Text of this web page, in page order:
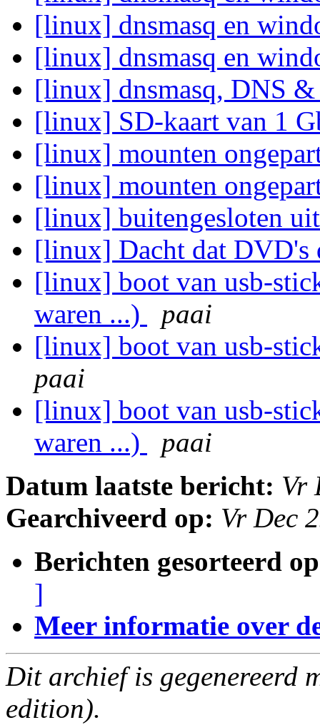
[linux] dnsmasq en
[linux] dnsmasq en
[linux] dnsmasq, DNS
[linux] SD-kaart van 1
[linux] mounten
[linux] mounten
[linux] buitengesloten
[linux] Dacht dat DVD's
[linux] boot van usb-
waren ...)
paai
[linux] boot van usb-
paai
[linux] boot van usb-
waren ...)
paai
Datum laatste bericht: Vr
Gearchiveerd op: Vr Dec
Berichten gesorteerd
]
Meer informatie over
Dit archief is gegenereerd
edition).